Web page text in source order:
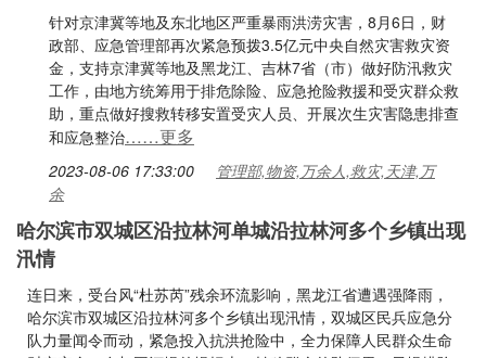
针对京津冀等地及东北地区严重暴雨洪涝灾害，8月6日，财
政部、应急管理部再次紧急预拨3.5亿元中央自然灾害救灾资
金，支持京津冀等地及黑龙江、吉林7省（市）做好防汛救灾
工作，由地方统筹用于排危除险、应急抢险救援和受灾群众救
助，重点做好搜救转移安置受灾人员、开展次生灾害隐患排查
和应急整治……更多
2023-08-06 17:33:00
管理部,物资,万余人,救灾,天津,万
余
哈尔滨市双城区沿拉林河单城沿拉林河多个乡镇出现
汛情
连日来，受台风“杜苏芮”残余环流影响，黑龙江省遭遇强降雨，
哈尔滨市双城区沿拉林河多个乡镇出现汛情，双城区民兵应急分
队力量闻令而动，紧急投入抗洪抢险中，全力保障人民群众生命